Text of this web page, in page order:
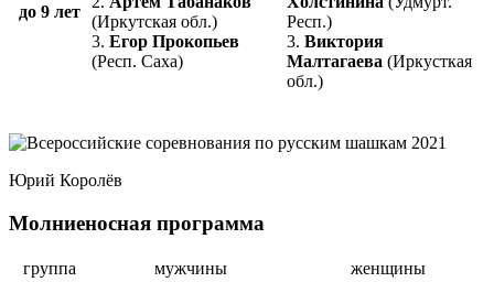
до 9 лет
(Иркутская обл.)
3. Егор Прокопьев
(Респ. Саха)
Респ.)
3. Виктория
Малтагаева (Иркусткая
обл.)
Юрий Королёв
Молниеносная программа
группа мужчины женщины